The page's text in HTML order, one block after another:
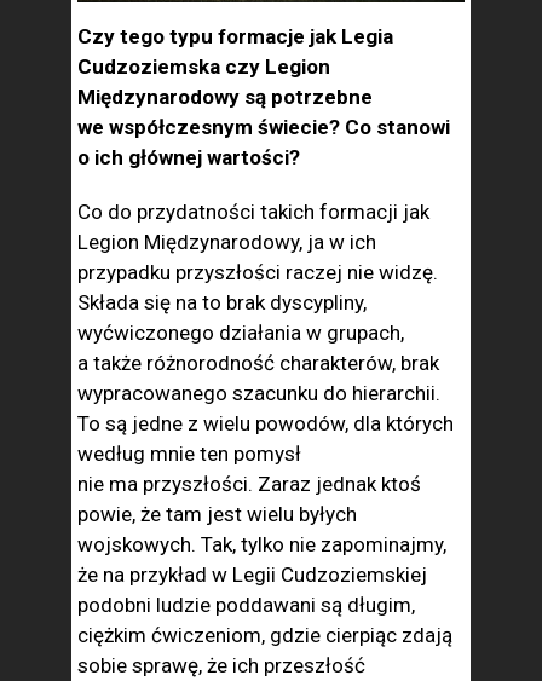
Czy tego typu formacje jak Legia
Cudzoziemska czy Legion
Międzynarodowy są potrzebne
we współczesnym świecie? Co stanowi
o ich głównej wartości?
Co do przydatności takich formacji jak
Legion Międzynarodowy, ja w ich
przypadku przyszłości raczej nie widzę.
Składa się na to brak dyscypliny,
wyćwiczonego działania w grupach,
a także różnorodność charakterów, brak
wypracowanego szacunku do hierarchii.
To są jedne z wielu powodów, dla których
według mnie ten pomysł
nie ma przyszłości. Zaraz jednak ktoś
powie, że tam jest wielu byłych
wojskowych. Tak, tylko nie zapominajmy,
że na przykład w Legii Cudzoziemskiej
podobni ludzie poddawani są długim,
ciężkim ćwiczeniom, gdzie cierpiąc zdają
sobie sprawę, że ich przeszłość